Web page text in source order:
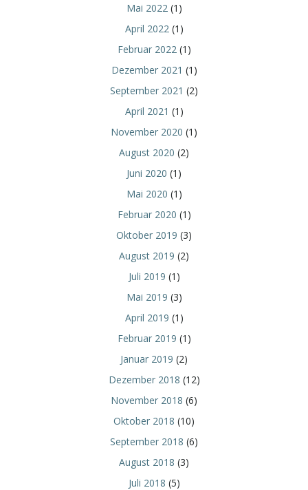
Mai 2022(1)
April 2022(1)
Februar 2022(1)
Dezember 2021 (1)
September 2021 (2)
April 2021 (1)
November 2020 (1)
August 2020 (2)
Juni 2020 (1)
Mai 2020 (1)
Februar 2020 (1)
Oktober 2019 (3)
August 2019 (2)
Juli 2019 (1)
Mai 2019 (3)
April 2019 (1)
Februar 2019 (1)
Januar 2019 (2)
Dezember 2018 (12)
November 2018 (6)
Oktober 2018 (10)
September 2018 (6)
August 2018 (3)
Juli 2018 (5)